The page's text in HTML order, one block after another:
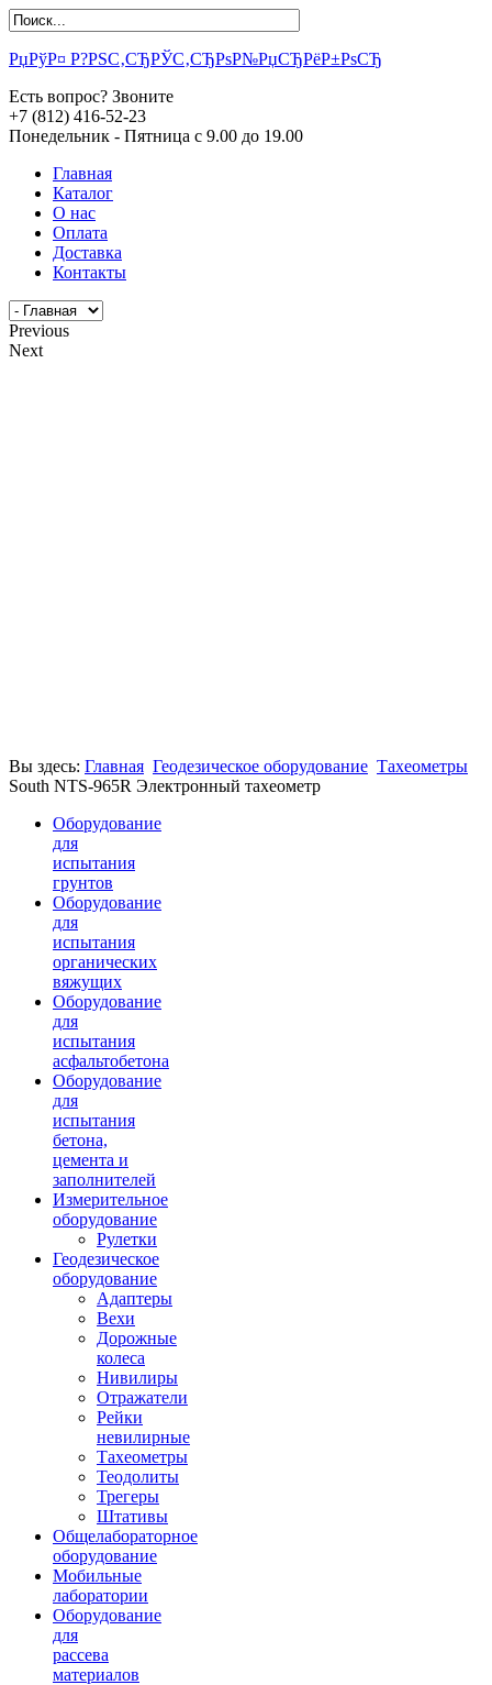
РџРўР¤ Р?РЅС‚СЂРЎС‚СЂРѕР№РџСЂРёР±РѕСЂ
Есть вопрос? Звоните
+7 (812) 416-52-23
Понедельник - Пятница с 9.00 до 19.00
Главная
Каталог
О нас
Оплата
Доставка
Контакты
Previous
Next
Вы здесь: Главная Геодезическое оборудование Тахеометры
South NTS-965R Электронный тахеометр
Оборудование
для
испытания
грунтов
Оборудование
для
испытания
органических
вяжущих
Оборудование
для
испытания
асфальтобетона
Оборудование
для
испытания
бетона,
цемента и
заполнителей
Измерительное
оборудование
Рулетки
Геодезическое
оборудование
Адаптеры
Вехи
Дорожные
колеса
Нивилиры
Отражатели
Рейки
невилирные
Тахеометры
Теодолиты
Трегеры
Штативы
Общелабораторное
оборудование
Мобильные
лаборатории
Оборудование
для
рассева
материалов